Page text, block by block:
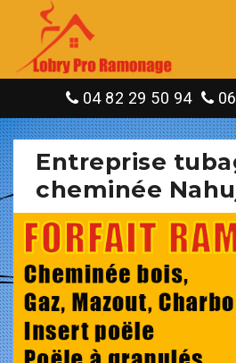
04 82 29 50 94
Entreprise
cheminée